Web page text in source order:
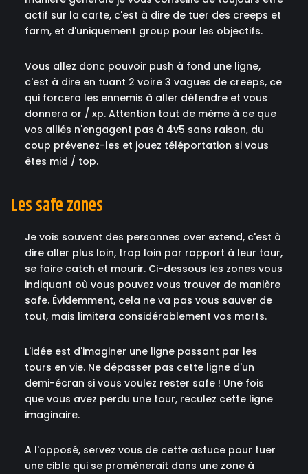
actif sur la carte, c'est à dire de tuer des creeps et
farm, et d'uniquement group pour les objectifs.
Vous allez donc pouvoir push à fond une ligne,
c'est à dire en tuant 2 voire 3 vagues de creeps, ce
qui forcera les ennemis à aller défendre et vous
donnera or / xp. Attention tout de même à ce que
vos alliés n'engagent pas à 4v5 sans raison, du
coup prévenez-les et jouez téléportation si vous
êtes mid / top.
Les safe zones
Je vois souvent des personnes over extend, c'est à
dire aller plus loin, trop loin par rapport à leur tour,
se faire catch et mourir. Ci-dessous les zones vous
indiquant où vous pouvez vous trouver de manière
safe. Évidemment, cela ne va pas vous sauver de
tout, mais limitera considérablement vos morts.
L'idée est d'imaginer une ligne passant par les
tours en vie. Ne dépasser pas cette ligne d'un
demi-écran si vous voulez rester safe ! Une fois
que vous avez perdu une tour, reculez cette ligne
imaginaire.
A l'opposé, servez vous de cette astuce pour tuer
une cible qui se promènerait dans une zone à